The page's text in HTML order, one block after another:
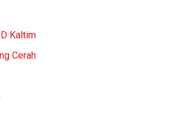
Kaltim
Cerah